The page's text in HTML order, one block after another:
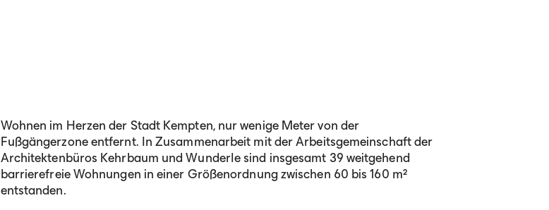
Wohnen im Herzen der Stadt Kempten, nur wenige Meter von der
Fußgängerzone entfernt. In Zusammenarbeit mit der Arbeitsgemeinschaft der
Architektenbüros Kehrbaum und Wunderle sind insgesamt 39 weitgehend
barrierefreie Wohnungen in einer Größenordnung zwischen 60 bis 160 m²
entstanden.